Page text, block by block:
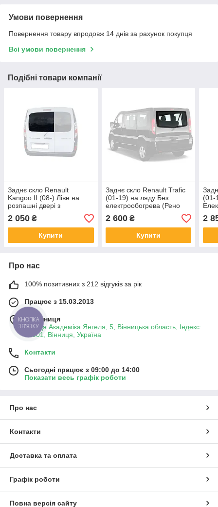
Умови повернення
Повернення товару впродовж 14 днів за рахунок покупця
Всі умови повернення
Подібні товари компанії
Заднє скло Renault
Kangoo II (08-) Ліве на
розпашні двері з
Електрообогревом (Рено
Кенго II)
2 050 ₴
Купити
Заднє скло Renault Trafic
(01-19) на ляду Без
електрообогрева (Рено
Трафік)
2 600₴
Купити
(01-
2
Про нас
100% позитивних з 212 відгуків за рік
Працює з 15.03.2013
м. Вінниця
вулиця Академіка Янгеля, 5, Вінницька область, Індекс:
21001, Вінниця, Україна
Контакти
Сьогодні працює з 09:00 до 14:00
Показати весь графік роботи
Про нас
Контакти
Доставка та оплата
Графік роботи
Повна версія сайту
КНОПКА
ЗВ'ЯЗКУ